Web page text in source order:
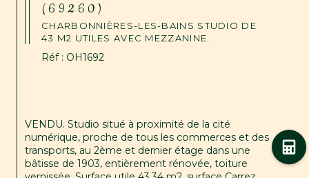
(69260)
CHARBONNIÈRES-LES-BAINS STUDIO DE
43 M2 UTILES AVEC MEZZANINE.
Réf : OH1692
VENDU. Studio situé à proximité de la cité
numérique, proche de tous les commerces et des
transports, au 2ème et dernier étage dans une
bâtisse de 1903, entièrement rénovée, toiture